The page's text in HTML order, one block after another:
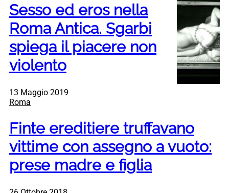
Sesso ed eros nella
Roma Antica. Sgarbi
spiega il piacere non
violento
13 Maggio 2019
Roma
Finte ereditiere truffavano
vittime con assegno a vuoto:
prese madre e figlia